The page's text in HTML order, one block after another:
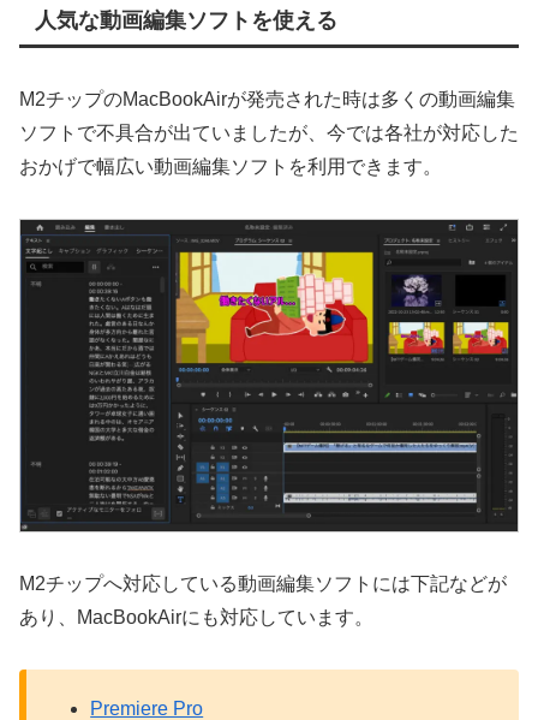
人気な動画編集ソフトを使える
M2チップのMacBookAirが発売された時は多くの動画編集
ソフトで不具合が出ていましたが、今では各社が対応した
おかげで幅広い動画編集ソフトを利用できます。
M2チップへ対応している動画編集ソフトには下記などが
あり、MacBookAirにも対応しています。
Premiere Pro